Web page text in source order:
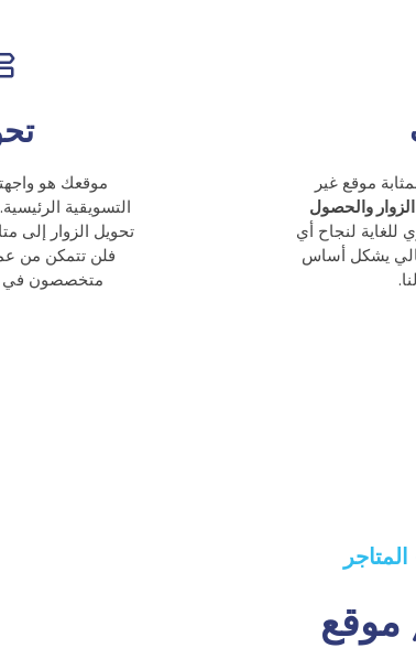
موقع غير
والحصول
للغاية لنجاح أي
يشكل أساس
موقعك هو
التسويقية
تحويل الزوار إلى
فلن تتمكن من
متخصصون في
موقع